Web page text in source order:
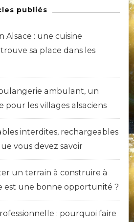
publiés
Alsace : une cuisine
sa place dans les
ambulant, un
pour les villages alsaciens
interdites, rechargeables
vous devez savoir
un terrain à construire à
est une bonne opportunité ?
: pourquoi faire